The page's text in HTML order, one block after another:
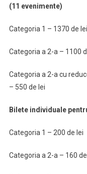
(11 evenimente)
Categoria 1 – 1370 de lei
Categoria a 2-a – 1100
Categoria a 2-a cu
– 550 de lei
Bilete individuale
Categoria 1 – 200 de lei
Categoria a 2-a – 160